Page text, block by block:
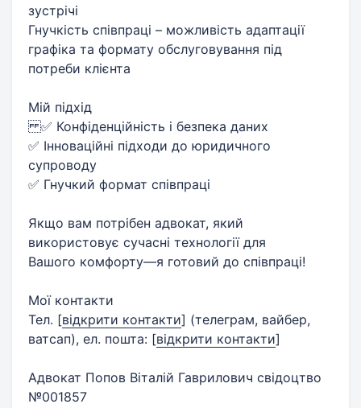
зустрічі
Гнучкість співпраці – можливість адаптації
графіка та формату обслуговування під
потреби клієнта
Мій підхід
✅ Конфіденційність і безпека даних
✅ Інноваційні підходи до юридичного
супроводу
✅ Гнучкий формат співпраці
Якщо вам потрібен адвокат, який
використовує сучасні технології для
Вашого комфорту—я готовий до співпраці!
Мої контакти
Тел. [відкрити контакти] (телеграм, вайбер,
ватсап), ел. пошта: [відкрити контакти]
Адвокат Попов Віталій Гаврилович свідоцтво
№001857